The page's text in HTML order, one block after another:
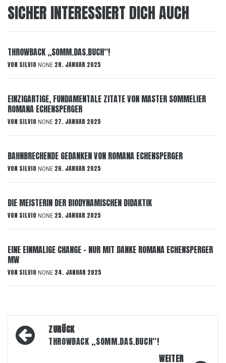
SICHER INTERESSIERT DICH AUCH
THROWBACK „SOMM.DAS.BUCH“!
VON SILVIO NONE 28. JANUAR 2025
EINZIGARTIGE, FUNDAMENTALE ZITATE VON MASTER SOMMELIER
ROMANA ECHENSPERGER
VON SILVIO NONE 27. JANUAR 2025
BAHNBRECHENDE GEDANKEN VON ROMANA ECHENSPERGER
VON SILVIO NONE 26. JANUAR 2025
DIE MEISTERIN DER BIODYNAMISCHEN DIDAKTIK
VON SILVIO NONE 25. JANUAR 2025
EINE EINMALIGE CHANGE – NUR MIT DANKE ROMANA ECHENSPERGER
MW
VON SILVIO NONE 24. JANUAR 2025
Beitragsnavigation
ZURÜCK
THROWBACK „SOMM.DAS.BUCH“!
WEITER